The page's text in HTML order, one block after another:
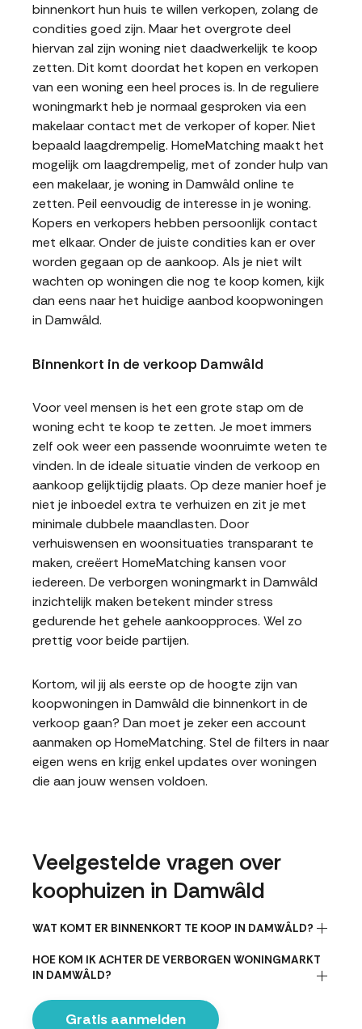
binnenkort hun huis te willen verkopen, zolang de
condities goed zijn. Maar het overgrote deel
hiervan zal zijn woning niet daadwerkelijk te koop
zetten. Dit komt doordat het kopen en verkopen
van een woning een heel proces is. In de reguliere
woningmarkt heb je normaal gesproken via een
makelaar contact met de verkoper of koper. Niet
bepaald laagdrempelig. HomeMatching maakt het
mogelijk om laagdrempelig, met of zonder hulp van
een makelaar, je woning in Damwâld online te
zetten. Peil eenvoudig de interesse in je woning.
Kopers en verkopers hebben persoonlijk contact
met elkaar. Onder de juiste condities kan er over
worden gegaan op de aankoop. Als je niet wilt
wachten op woningen die nog te koop komen, kijk
dan eens naar het huidige aanbod koopwoningen
in Damwâld.
Binnenkort in de verkoop Damwâld
Voor veel mensen is het een grote stap om de
woning echt te koop te zetten. Je moet immers
zelf ook weer een passende woonruimte weten te
vinden. In de ideale situatie vinden de verkoop en
aankoop gelijktijdig plaats. Op deze manier hoef je
niet je inboedel extra te verhuizen en zit je met
minimale dubbele maandlasten. Door
verhuiswensen en woonsituaties transparant te
maken, creëert HomeMatching kansen voor
iedereen. De verborgen woningmarkt in Damwâld
inzichtelijk maken betekent minder stress
gedurende het gehele aankoopproces. Wel zo
prettig voor beide partijen.
Kortom, wil jij als eerste op de hoogte zijn van
koopwoningen in Damwâld die binnenkort in de
verkoop gaan? Dan moet je zeker een account
aanmaken op HomeMatching. Stel de filters in naar
eigen wens en krijg enkel updates over woningen
die aan jouw wensen voldoen.
Veelgestelde vragen over
koophuizen in Damwâld
WAT KOMT ER BINNENKORT TE KOOP IN DAMWÂLD?
HOE KOM IK ACHTER DE VERBORGEN WONINGMARKT
IN DAMWÂLD?
Gratis aanmelden